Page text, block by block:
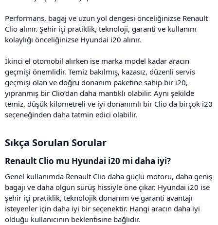
Performans, bagaj ve uzun yol dengesi önceliğinizse Renault
Clio alınır. Şehir içi pratiklik, teknoloji, garanti ve kullanım
kolaylığı önceliğinizse Hyundai i20 alınır.
İkinci el otomobil alırken ise marka model kadar aracın
geçmişi önemlidir. Temiz bakılmış, kazasız, düzenli servis
geçmişi olan ve doğru donanım paketine sahip bir i20,
yıpranmış bir Clio’dan daha mantıklı olabilir. Aynı şekilde
temiz, düşük kilometreli ve iyi donanımlı bir Clio da birçok i20
seçeneğinden daha tatmin edici olabilir.
Sıkça Sorulan Sorular​
Renault Clio mu Hyundai i20 mi daha iyi?​
Genel kullanımda Renault Clio daha güçlü motoru, daha geniş
bagajı ve daha olgun sürüş hissiyle öne çıkar. Hyundai i20 ise
şehir içi pratiklik, teknolojik donanım ve garanti avantajı
isteyenler için daha iyi bir seçenektir. Hangi aracın daha iyi
olduğu kullanıcının beklentisine bağlıdır.